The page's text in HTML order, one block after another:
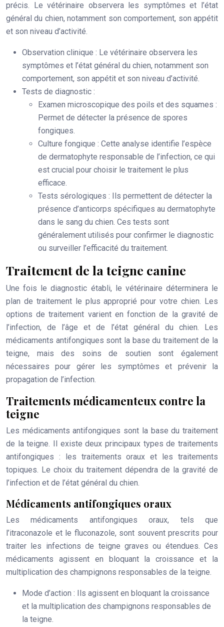
précis. Le vétérinaire observera les symptômes et l’état
général du chien, notamment son comportement, son appétit
et son niveau d’activité.
Observation clinique : Le vétérinaire observera les
symptômes et l’état général du chien, notamment son
comportement, son appétit et son niveau d’activité.
Tests de diagnostic :
Examen microscopique des poils et des squames :
Permet de détecter la présence de spores
fongiques.
Culture fongique : Cette analyse identifie l’espèce
de dermatophyte responsable de l’infection, ce qui
est crucial pour choisir le traitement le plus
efficace.
Tests sérologiques : Ils permettent de détecter la
présence d’anticorps spécifiques au dermatophyte
dans le sang du chien. Ces tests sont
généralement utilisés pour confirmer le diagnostic
ou surveiller l’efficacité du traitement.
Traitement de la teigne canine
Une fois le diagnostic établi, le vétérinaire déterminera le
plan de traitement le plus approprié pour votre chien. Les
options de traitement varient en fonction de la gravité de
l’infection, de l’âge et de l’état général du chien. Les
médicaments antifongiques sont la base du traitement de la
teigne, mais des soins de soutien sont également
nécessaires pour gérer les symptômes et prévenir la
propagation de l’infection.
Traitements médicamenteux contre la
teigne
Les médicaments antifongiques sont la base du traitement
de la teigne. Il existe deux principaux types de traitements
antifongiques : les traitements oraux et les traitements
topiques. Le choix du traitement dépendra de la gravité de
l’infection et de l’état général du chien.
Médicaments antifongiques oraux
Les médicaments antifongiques oraux, tels que
l’itraconazole et le fluconazole, sont souvent prescrits pour
traiter les infections de teigne graves ou étendues. Ces
médicaments agissent en bloquant la croissance et la
multiplication des champignons responsables de la teigne.
Mode d’action : Ils agissent en bloquant la croissance
et la multiplication des champignons responsables de
la teigne.